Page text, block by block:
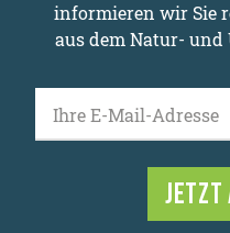
informieren wir Sie
aus dem Natur-